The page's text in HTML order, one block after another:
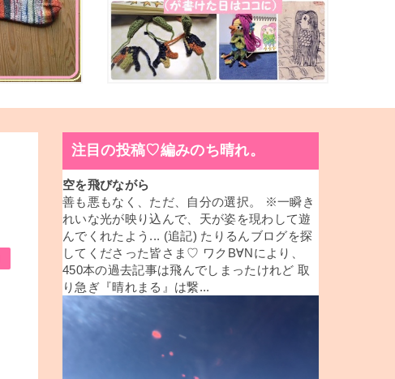
注目の投稿♡編みのち晴れ。
空を飛びながら
善も悪もなく、ただ、自分の選択。 ※一瞬き
れいな光が映り込んで、天が姿を現わして遊
んでくれたよう... (追記) たりるんブログを探
してくださった皆さま♡ ワクB∀Nにより、
450本の過去記事は飛んでしまったけれど 取
り急ぎ『晴れまる』は繋...